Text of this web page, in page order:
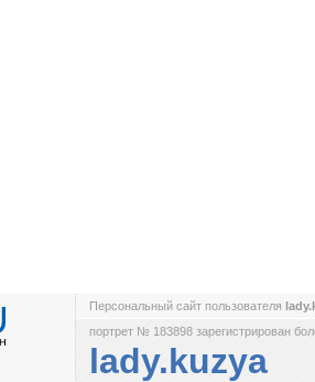
Персональный сайт пользователя
портрет № 183898 зарегистрирован
lady.kuzya